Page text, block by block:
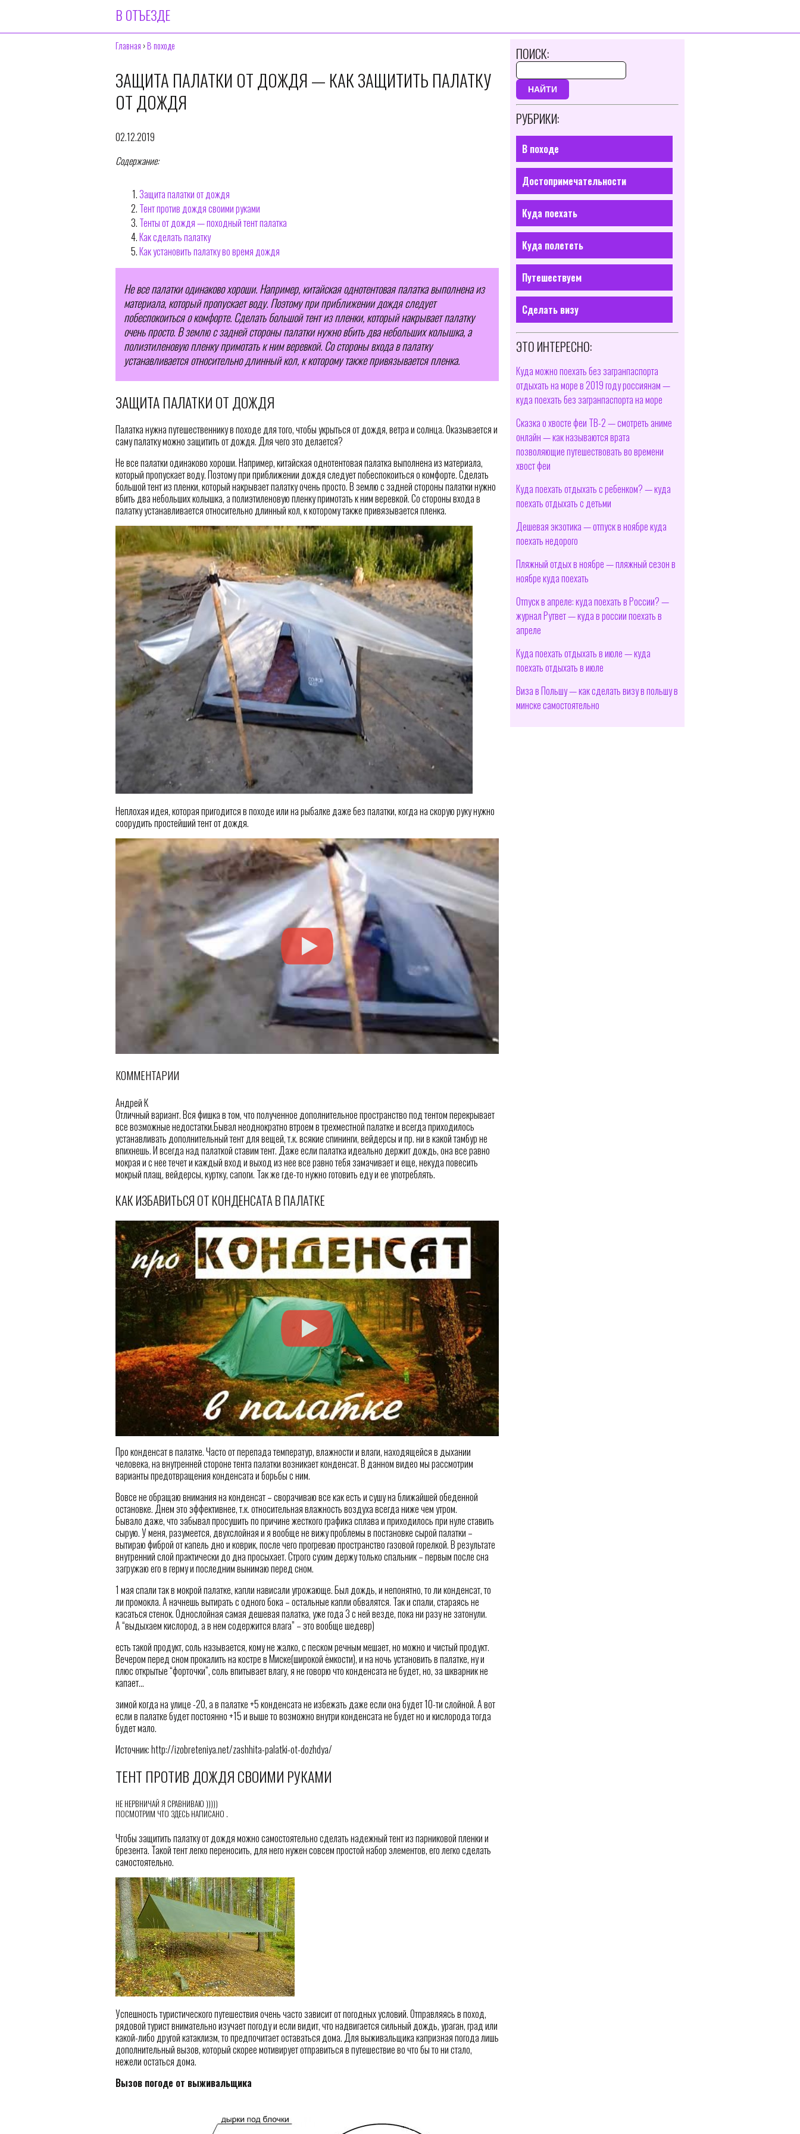
В ОТЪЕЗДЕ
Главная ›В походе
ЗАЩИТА ПАЛАТКИ ОТ ДОЖДЯ — КАК ЗАЩИТИТЬ ПАЛАТКУ
ОТ ДОЖДЯ
02.12.2019
Содержание:
Защита палатки от дождя
Тент против дождя своими руками
Тенты от дождя — походный тент палатка
Как сделать палатку
Как установить палатку во время дождя
Не все палатки одинаково хороши. Например, китайская однотентовая палатка выполнена из
материала, который пропускает воду. Поэтому при приближении дождя следует
побеспокоиться о комфорте. Сделать большой тент из пленки, который накрывает палатку
очень просто. В землю с задней стороны палатки нужно вбить два небольших колышка, а
полиэтиленовую пленку примотать к ним веревкой. Со стороны входа в палатку
устанавливается относительно длинный кол, к которому также привязывается пленка.
ЗАЩИТА ПАЛАТКИ ОТ ДОЖДЯ
Палатка нужна путешественнику в походе для того, чтобы укрыться от дождя, ветра и солнца. Оказывается и
саму палатку можно защитить от дождя. Для чего это делается?
Не все палатки одинаково хороши. Например, китайская однотентовая палатка выполнена из материала,
который пропускает воду. Поэтому при приближении дождя следует побеспокоиться о комфорте. Сделать
большой тент из пленки, который накрывает палатку очень просто. В землю с задней стороны палатки нужно
вбить два небольших колышка, а полиэтиленовую пленку примотать к ним веревкой. Со стороны входа в
палатку устанавливается относительно длинный кол, к которому также привязывается пленка.
Неплохая идея, которая пригодится в походе или на рыбалке даже без палатки, когда на скорую руку нужно
соорудить простейший тент от дождя.
КОММЕНТАРИИ
Андрей К
Отличный вариант. Вся фишка в том, что полученное дополнительное пространство под тентом перекрывает
все возможные недостатки.Бывал неоднократно втроем в трехместной палатке и всегда приходилось
устанавливать дополнительный тент для вещей, т.к. всякие спининги, вейдерсы и пр. ни в какой тамбур не
впихнешь. И всегда над палаткой ставим тент. Даже если палатка идеально держит дождь, она все равно
мокрая и с нее течет и каждый вход и выход из нее все равно тебя замачивает и еще, некуда повесить
мокрый плащ, вейдерсы, куртку, сапоги. Так же где-то нужно готовить еду и ее употреблять.
КАК ИЗБАВИТЬСЯ ОТ КОНДЕНСАТА В ПАЛАТКЕ
Про конденсат в палатке. Часто от перепада температур, влажности и влаги, находящейся в дыхании
человека, на внутренней стороне тента палатки возникает конденсат. В данном видео мы рассмотрим
варианты предотвращения конденсата и борьбы с ним.
Вовсе не обращаю внимания на конденсат – сворачиваю все как есть и сушу на ближайшей обеденной
остановке. Днем это эффективнее, т.к. относительная влажность воздуха всегда ниже чем утром.
Бывало даже, что забывал просушить по причине жесткого графика сплава и приходилось при нуле ставить
сырую. У меня, разумеется, двухслойная и я вообще не вижу проблемы в постановке сырой палатки –
вытираю фиброй от капель дно и коврик, после чего прогреваю пространство газовой горелкой. В результате
внутренний слой практически до дна просыхает. Строго сухим держу только спальник – первым после сна
загружаю его в герму и последним вынимаю перед сном.
1 мая спали так в мокрой палатке, капли нависали угрожающе. Был дождь, и непонятно, то ли конденсат, то
ли промокла. А начнешь вытирать с одного бока – остальные капли обвалятся. Так и спали, стараясь не
касаться стенок. Однослойная самая дешевая палатка, уже года 3 с ней везде, пока ни разу не затонули.
А “выдыхаем кислород, а в нем содержится влага” – это вообще шедевр)
есть такой продукт, соль называется, кому не жалко, с песком речным мешает, но можно и чистый продукт.
Вечером перед сном прокалить на костре в Миске(широкой ёмкости), и на ночь установить в палатке, ну и
плюс открытые “форточки”, соль впитывает влагу, я не говорю что конденсата не будет, но, за шкварник не
капает…
зимой когда на улице -20, а в палатке +5 конденсата не избежать даже если она будет 10-ти слойной. А вот
если в палатке будет постоянно +15 и выше то возможно внутри конденсата не будет но и кислорода тогда
будет мало.
Источник: http://izobreteniya.net/zashhita-palatki-ot-dozhdya/
ТЕНТ ПРОТИВ ДОЖДЯ СВОИМИ РУКАМИ
НЕ НЕРВНИЧАЙ Я СРАВНИВАЮ )))))
ПОСМОТРИМ ЧТО ЗДЕСЬ НАПИСАНО .
Чтобы защитить палатку от дождя можно самостоятельно сделать надежный тент из парниковой пленки и
брезента. Такой тент легко переносить, для него нужен совсем простой набор элементов, его легко сделать
самостоятельно.
Успешность туристического путешествия очень часто зависит от погодных условий. Отправляясь в поход,
рядовой турист внимательно изучает погоду и если видит, что надвигается сильный дождь, ураган, град или
какой-либо другой катаклизм, то предпочитает оставаться дома. Для выживальщика капризная погода лишь
дополнительный вызов, который скорее мотивирует отправиться в путешествие во что бы то ни стало,
нежели остаться дома.
Вызов погоде от выживальщика
ПОИСК:
НАЙТИ
РУБРИКИ:
В походе
Достопримечательности
Куда поехать
Куда полететь
Путешествуем
Сделать визу
ЭТО ИНТЕРЕСНО:
Куда можно поехать без загранпаспорта
отдыхать на море в 2019 году россиянам —
куда поехать без загранпаспорта на море
Сказка о хвосте феи ТВ-2 — смотреть аниме
онлайн — как называются врата
позволяющие путешествовать во времени
хвост феи
Куда поехать отдыхать с ребенком? — куда
поехать отдыхать с детьми
Дешевая экзотика — отпуск в ноябре куда
поехать недорого
Пляжный отдых в ноябре — пляжный сезон в
ноябре куда поехать
Отпуск в апреле: куда поехать в России? —
журнал Рутвет — куда в россии поехать в
апреле
Куда поехать отдыхать в июле — куда
поехать отдыхать в июле
Виза в Польшу — как сделать визу в польшу в
минске самостоятельно